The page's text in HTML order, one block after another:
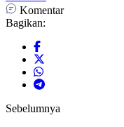
Komentar
Bagikan:
Sebelumnya